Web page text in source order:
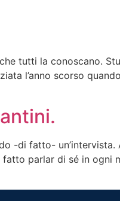
tutti la conoscano.
l’anno scorso
-di fatto-
parlar di sé in ogni